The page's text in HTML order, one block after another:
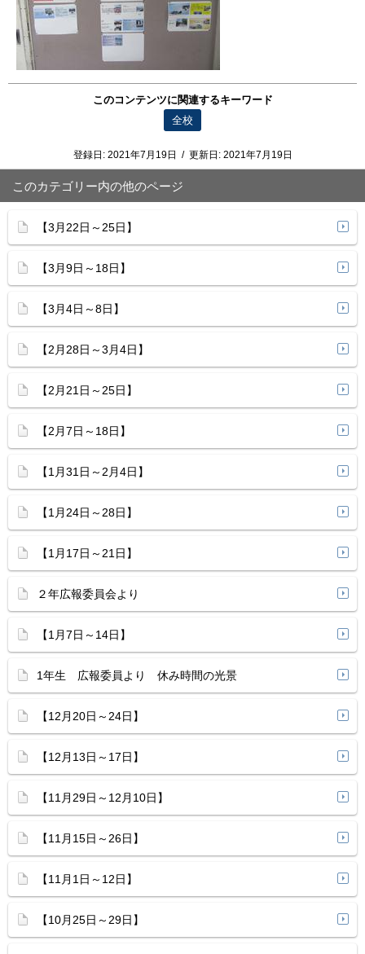
このコンテンツに関連するキーワード
全校
登録日: 2021年7月19日 / 更新日: 2021年7月19日
このカテゴリー内の他のページ
【3月22日～25日】
【3月9日～18日】
【3月4日～8日】
【2月28日～3月4日】
【2月21日～25日】
【2月7日～18日】
【1月31日～2月4日】
【1月24日～28日】
【1月17日～21日】
２年広報委員会より
【1月7日～14日】
1年生 広報委員より 休み時間の光景
【12月20日～24日】
【12月13日～17日】
【11月29日～12月10日】
【11月15日～26日】
【11月1日～12日】
【10月25日～29日】